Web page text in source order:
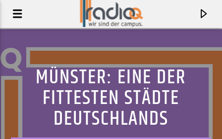
MÜNSTER: EINE DER
FITTESTEN STÄDTE
DEUTSCHLANDS